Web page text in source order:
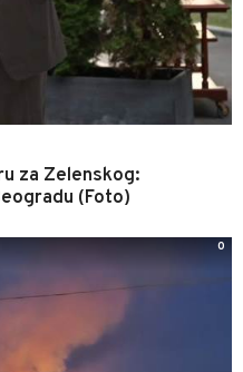
za Zelenskog:
(Foto)
0